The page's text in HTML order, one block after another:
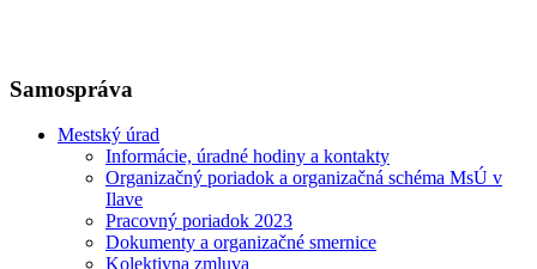
Samospráva
Mestský úrad
Informácie, úradné hodiny a kontakty
Organizačný poriadok a organizačná schéma MsÚ v
Ilave
Pracovný poriadok 2023
Dokumenty a organizačné smernice
Kolektivna zmluva